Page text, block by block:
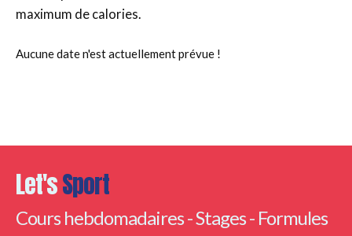
maximum de calories.
Aucune date n'est actuellement prévue !
Let'sSport
Cours hebdomadaires - Stages - Formules